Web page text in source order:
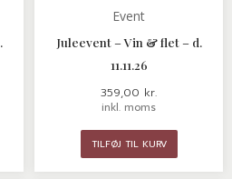
Event
Juleevent – Vin & flet – d.
11.11.26
359,00 kr.
inkl. moms
TILFØJ TIL KURV